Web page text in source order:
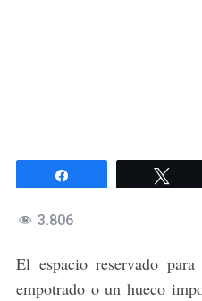
3.806
El espacio reservado
empotrado o un hueco